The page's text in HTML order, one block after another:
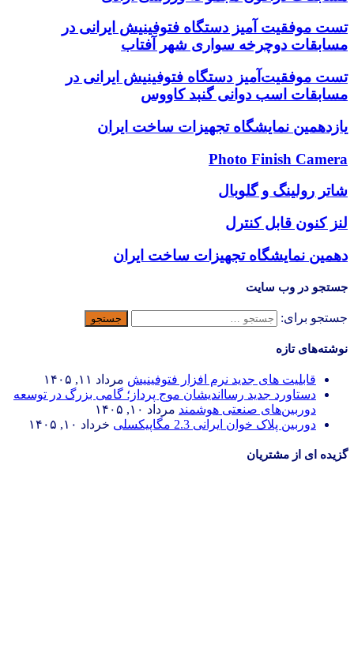
تست موفقیت آمیز دستگاه فتوفینیش ایرانی در
مسابقات دوچرخه سواری شهر آفتاب
تست موفقیت‌آمیز دستگاه فتوفینیش ایرانی در
مسابقات اسب دوانی گنبد کاووس
یازدهمین نمایشگاه تجهیزات ساخت ایران
Photo Finish Camera
شاتر رولینگ و گلوبال
لنز کنون قابل کنترل
دهمین نمایشگاه تجهیزات ساخت ایران
جستجو در وب سایت
جستجو برای:
نوشته‌های تازه
قابلیت های جدید نرم افزار فتوفینیش مرداد ۱۱, ۱۴۰۵
دستاورد جدید رسااندیشان موج پرداز؛ گامی بزرگ در توسعه
دوربین‌های صنعتی هوشمند مرداد ۱۰, ۱۴۰۵
دوربین پلاک خوان ایرانی 2.3 مگاپیکسلی
خرداد ۱۰, ۱۴۰۵
گزیده ای از مشتریان